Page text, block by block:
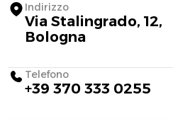
Indirizzo
Via Stalingrado, 12,
Bologna
Telefono
+39 370 333 0255